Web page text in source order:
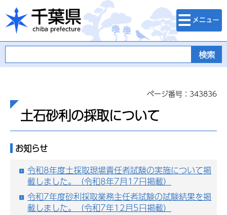
千葉県
検索・メニュ
ー
ページ番号：343836
土石砂利の採取について
お知らせ
令和8年度土採取現場責任者試験の実施について掲
載しました。（令和8年7月17日掲載）
令和7年度砂利採取業務主任者試験の試験結果を掲
載しました。（令和7年12月5日掲載）